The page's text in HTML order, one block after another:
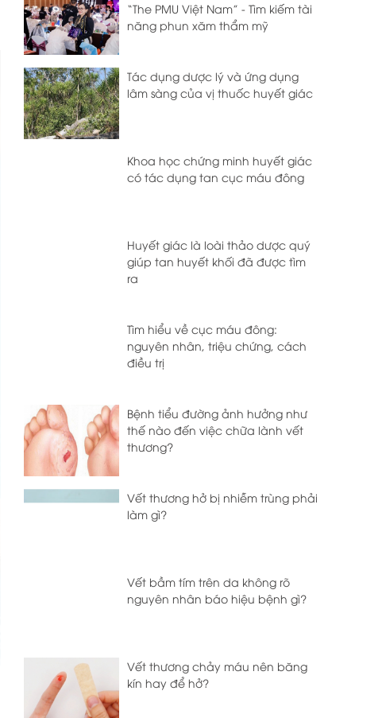
“The PMU Việt Nam” - Tìm kiếm tài
năng phun xăm thẩm mỹ
Tác dụng dược lý và ứng dụng
lâm sàng của vị thuốc huyết giác
Khoa học chứng minh huyết giác
có tác dụng tan cục máu đông
Huyết giác là loài thảo dược quý
giúp tan huyết khối đã được tìm
ra
Tìm hiểu về cục máu đông:
nguyên nhân, triệu chứng, cách
điều trị
Bệnh tiểu đường ảnh hưởng như
thế nào đến việc chữa lành vết
thương?
Vết thương hở bị nhiễm trùng phải
làm gì?
Vết bầm tím trên da không rõ
nguyên nhân báo hiệu bệnh gì?
Vết thương chảy máu nên băng
kín hay để hở?